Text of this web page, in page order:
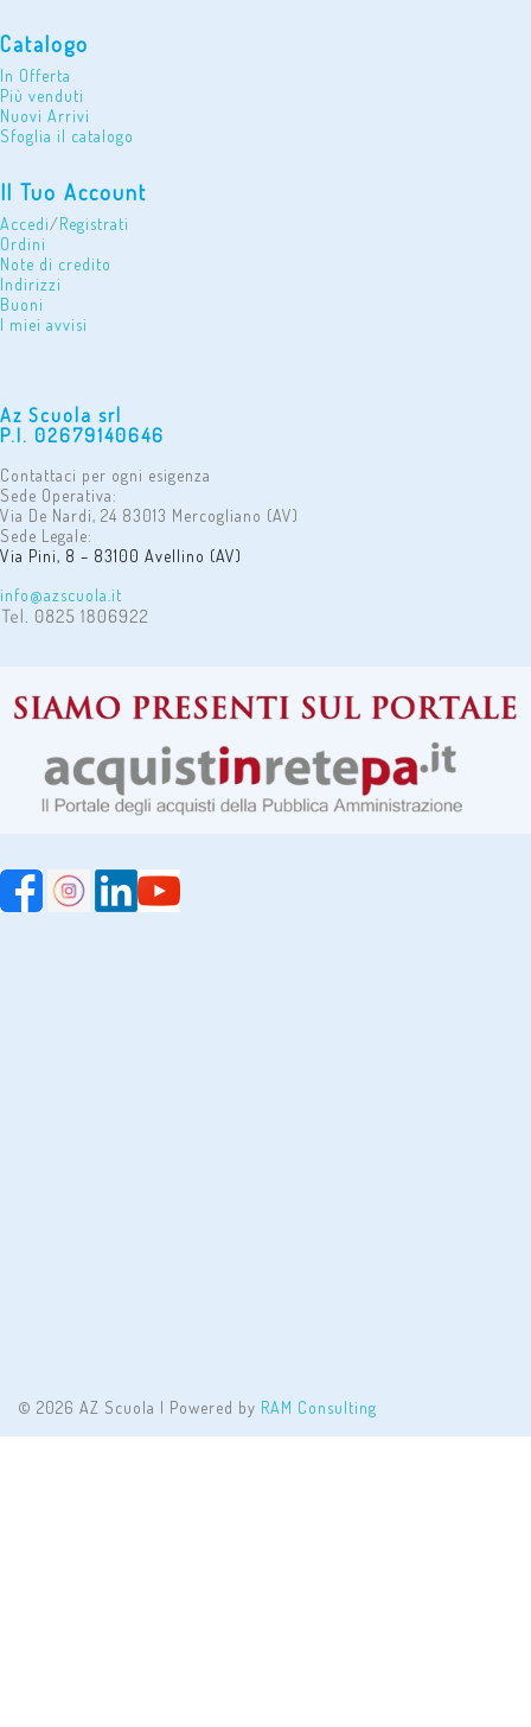
Catalogo
In Offerta
Più venduti
Nuovi Arrivi
Sfoglia il catalogo
Il Tuo Account
Accedi/Registrati
Ordini
Note di credito
Indirizzi
Buoni
I miei avvisi
Az Scuola srl
P.I. 02679140646
Contattaci per ogni esigenza
Sede Operativa:
Via De Nardi, 24 83013 Mercogliano (AV)
Sede Legale:
Via Pini, 8 – 83100 Avellino (AV)
info@azscuola.it
© 2026 AZ Scuola | Powered by RAM Consulting